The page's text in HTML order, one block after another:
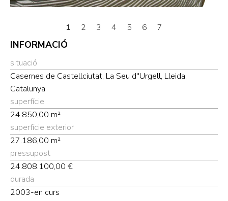
1 2 3 4 5 6 7
INFORMACIÓ
situació
Casernes de Castellciutat, La Seu d''Urgell, Lleida,
Catalunya
superfície
24.850,00 m²
superfície exterior
27.186,00 m²
pressupost
24.808.100,00 €
durada
2003-en curs